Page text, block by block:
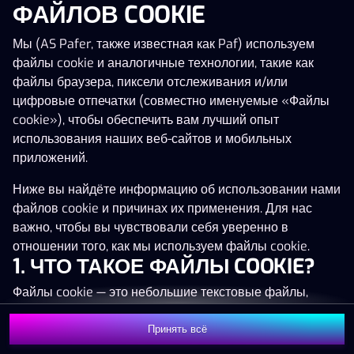
Нажми в любое место!
MEGA 1 346 974 €
MAJOR 82 321 €Присоединиться
ФАЙЛОВ COOKIE
Мы (AS Pafer, также известная как Paf) используем
файлы cookie и аналогичные технологии, такие как
файлы браузера, пиксели отслеживания и/или
цифровые отпечатки (совместно именуемые «Файлы
cookie»), чтобы обеспечить вам лучший опыт
использования наших веб-сайтов и мобильных
приложений.
Ниже вы найдёте информацию об использовании нами
файлов cookie и причинах их применения. Для нас
важно, чтобы вы чувствовали себя уверенно в
отношении того, как мы используем файлы cookie.
1. ЧТО ТАКОЕ ФАЙЛЫ COOKIE?
Файлы cookie — это небольшие текстовые файлы,
которые сохраняются на вашем устройстве (например,
на компьютере, мобильном телефоне или планшете)
при посещении наших веб-сайтов. Размещение
Принять всё